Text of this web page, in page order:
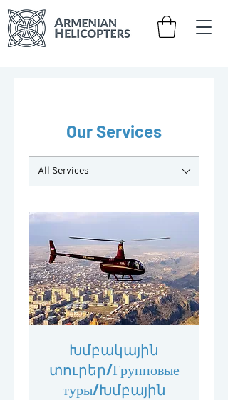
Our Services
All Services
Խմբակային
տուրեր/Групповые
туры/Խմբային